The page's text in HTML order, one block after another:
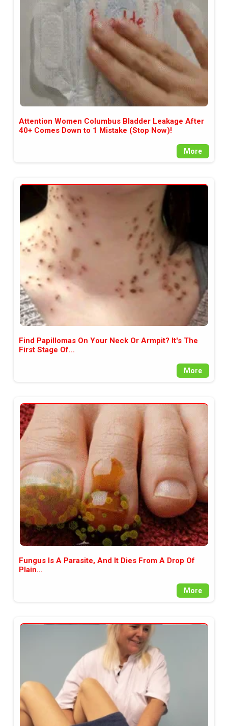
аудитория, затова държим на
прозрачност и коректност от
наша страна. Поднасяме ви
новините такива, каквито са. В
пълния си потенциал.
Attention Women Columbus Bladder Leakage After
40+ Comes Down to 1 Mistake (Stop Now)!
More
Find Papillomas On Your Neck Or Armpit? It's The
First Stage Of...
More
Fungus Is A Parasite, And It Dies From A Drop Of
Plain...
More